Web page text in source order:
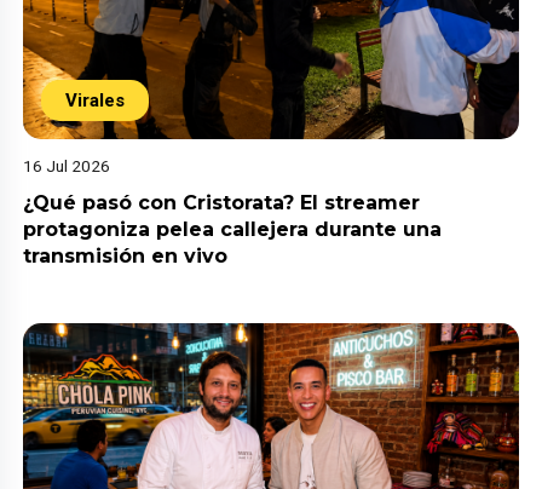
Virales
16 Jul 2026
¿Qué pasó con Cristorata? El streamer
protagoniza pelea callejera durante una
transmisión en vivo